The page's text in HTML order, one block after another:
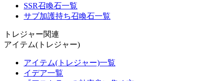
SSR召喚石一覧
サブ加護持ち召喚石一覧
トレジャー関連
アイテム(トレジャー)
アイテム(トレジャー)一覧
イデア一覧